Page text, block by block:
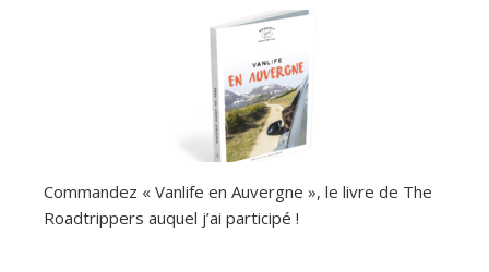
Commandez « Vanlife en Auvergne », le livre de The
Roadtrippers auquel j’ai participé !